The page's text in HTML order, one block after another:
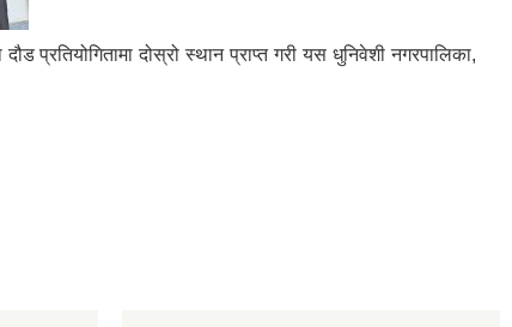
दोस्रो स्थान प्राप्त गरी यस धुनिवेशी नगरपालिका,